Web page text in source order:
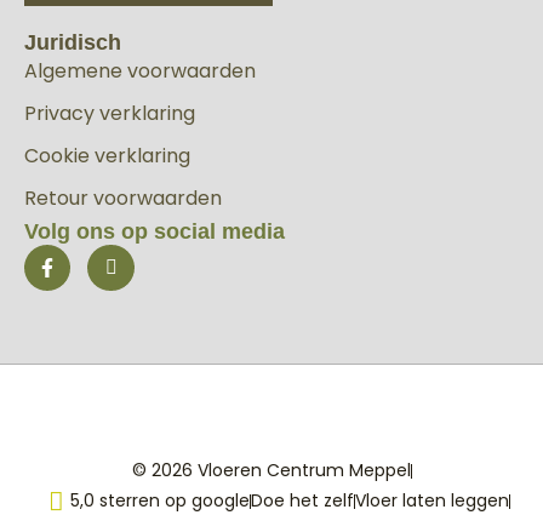
Juridisch
Algemene voorwaarden
Privacy verklaring
Cookie verklaring
Retour voorwaarden
Volg ons op social media
© 2026 Vloeren Centrum Meppel
5,0 sterren op googleDoe het zelfVloer laten leggen